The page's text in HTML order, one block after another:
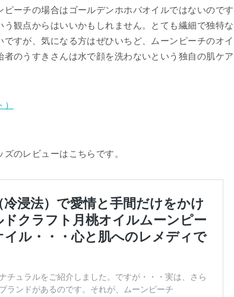
ーチの場合はゴールデンホホバオイルではないのです
観点からはいいかもしれません。とても繊細で独特な
すが、気になる方はぜひいちど、ムーンピーチのオイ
者のうすきさんは水で顔を洗わないという独自の肌ケア
のレビューはこちらです。